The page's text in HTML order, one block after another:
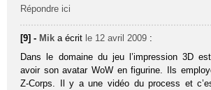
Répondre ici
[9] - Mik a écrit le 12 avril 2009 :
Dans le domaine du jeu l’impression 3D
avoir son avatar WoW en figurine. Ils
Z-Corps. Il y a une vidéo du process et